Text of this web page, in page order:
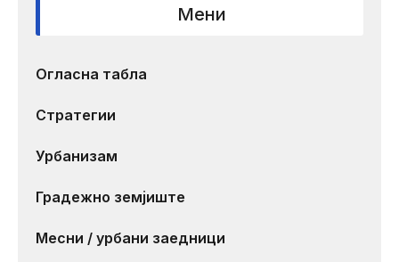
Мени
Огласна табла
Стратегии
Урбанизам
Градежно земјиште
Месни / урбани заедници